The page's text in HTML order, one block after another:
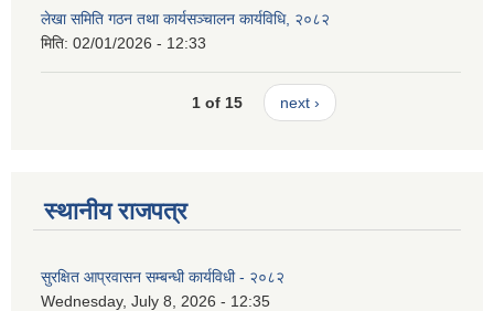
लेखा समिति गठन तथा कार्यसञ्चालन कार्यविधि, २०८२
मिति: 02/01/2026 - 12:33
1 of 15 next ›
स्थानीय राजपत्र
सुरक्षित आप्रवासन सम्बन्धी कार्यविधी - २०८२
Wednesday, July 8, 2026 - 12:35